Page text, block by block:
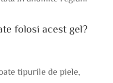
folosi acest gel?
tipurile de piele,